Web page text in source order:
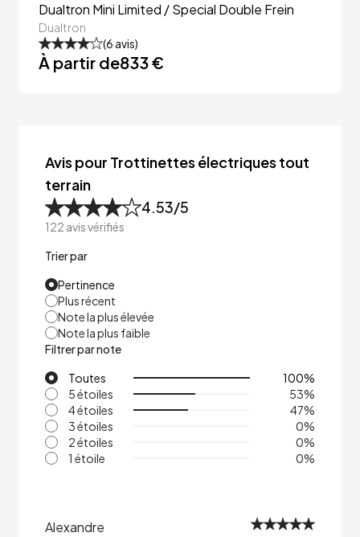
Dualtron Mini Limited / Special Double Frein
Dualtron
(6 avis)
À partir de833 €
Avis pour Trottinettes électriques tout
terrain
4.53/5
122 avis vérifiés
Trier par
Pertinence
Plus récent
Note la plus élevée
Note la plus faible
Filtrer par note
Toutes
100%
5 étoiles
53%
4 étoiles
47%
3 étoiles
0%
2 étoiles
0%
1 étoile
0%
Alexandre